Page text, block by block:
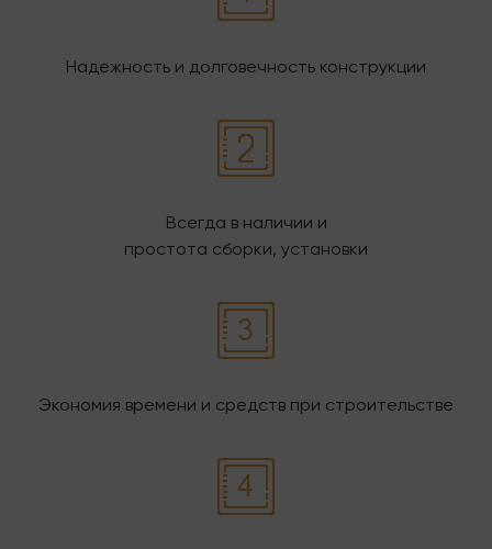
Надежность и долговечность конструкции
Всегда в наличии и
простота сборки, установки
Экономия времени и средств при строительстве